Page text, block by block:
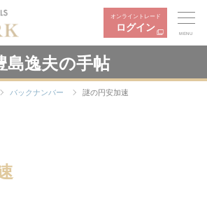
オンライントレード
ログイン
MENU
島逸夫の手帖
バックナンバー 謎の円安加速